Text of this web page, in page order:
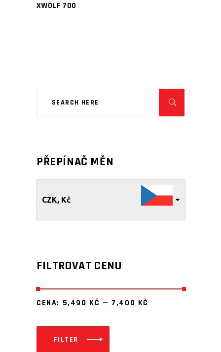
XWOLF 700
PŘEPÍNAČ MĚN
CZK, Kč
FILTROVAT CENU
FILTER
CENA: 5,490 KČ — 7,400 KČ